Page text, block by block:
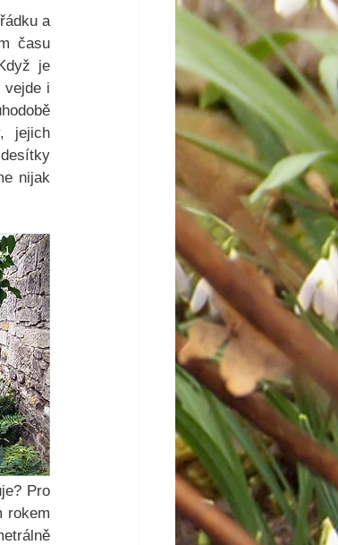
a
času
je
vejde i
jejich
nijak
Pro
rokem